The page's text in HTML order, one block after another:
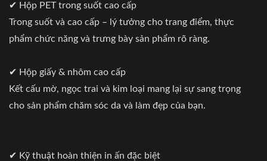
✔ Hộp PET trong suốt cao cấp
Trong suốt và cao cấp – lý tưởng cho trang điểm, thực
phẩm chức năng và trưng bày sản phẩm rõ ràng.
✔ Hộp giấy & nhôm cao cấp
Kết cấu mờ, ngọc trai và kim loại mang lại sự sang trọng
cho sản phẩm chăm sóc da và làm đẹp của bạn.
✔ Kỹ thuật hoàn thiện in ấn đặc biệt